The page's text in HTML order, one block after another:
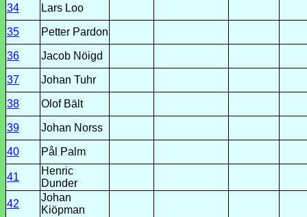
34 Lars Loo
35 Petter Pardon
36 Jacob Nöigd
37 Johan Tuhr
38 Olof Bält
39 Johan Norss
40 Pål Palm
41
Henric
Dunder
42
Johan
Kiöpman